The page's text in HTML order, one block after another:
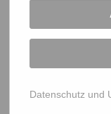
Datenschutz und